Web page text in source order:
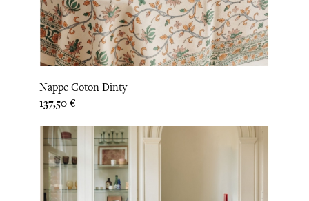
Nappe Coton Dinty
Prix
137,50 €